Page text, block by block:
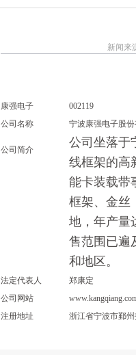
新闻来
康强电子
002119
公司名称
宁波康强电子股
公司简介
公司坐落于
线框架的高
能卡装载带
框架、金丝
地，年产量
售范围已遍
和地区。
法定代表人
郑康定
公司网站
注册地址
浙江省宁波市鄞